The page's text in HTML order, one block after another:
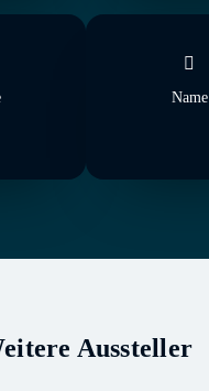
Name
Aussteller